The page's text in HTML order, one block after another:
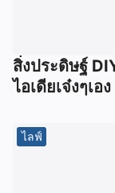
สิ่งประดิษฐ์
ไอเดียเจ๋งๆเอง
ไลฟ์